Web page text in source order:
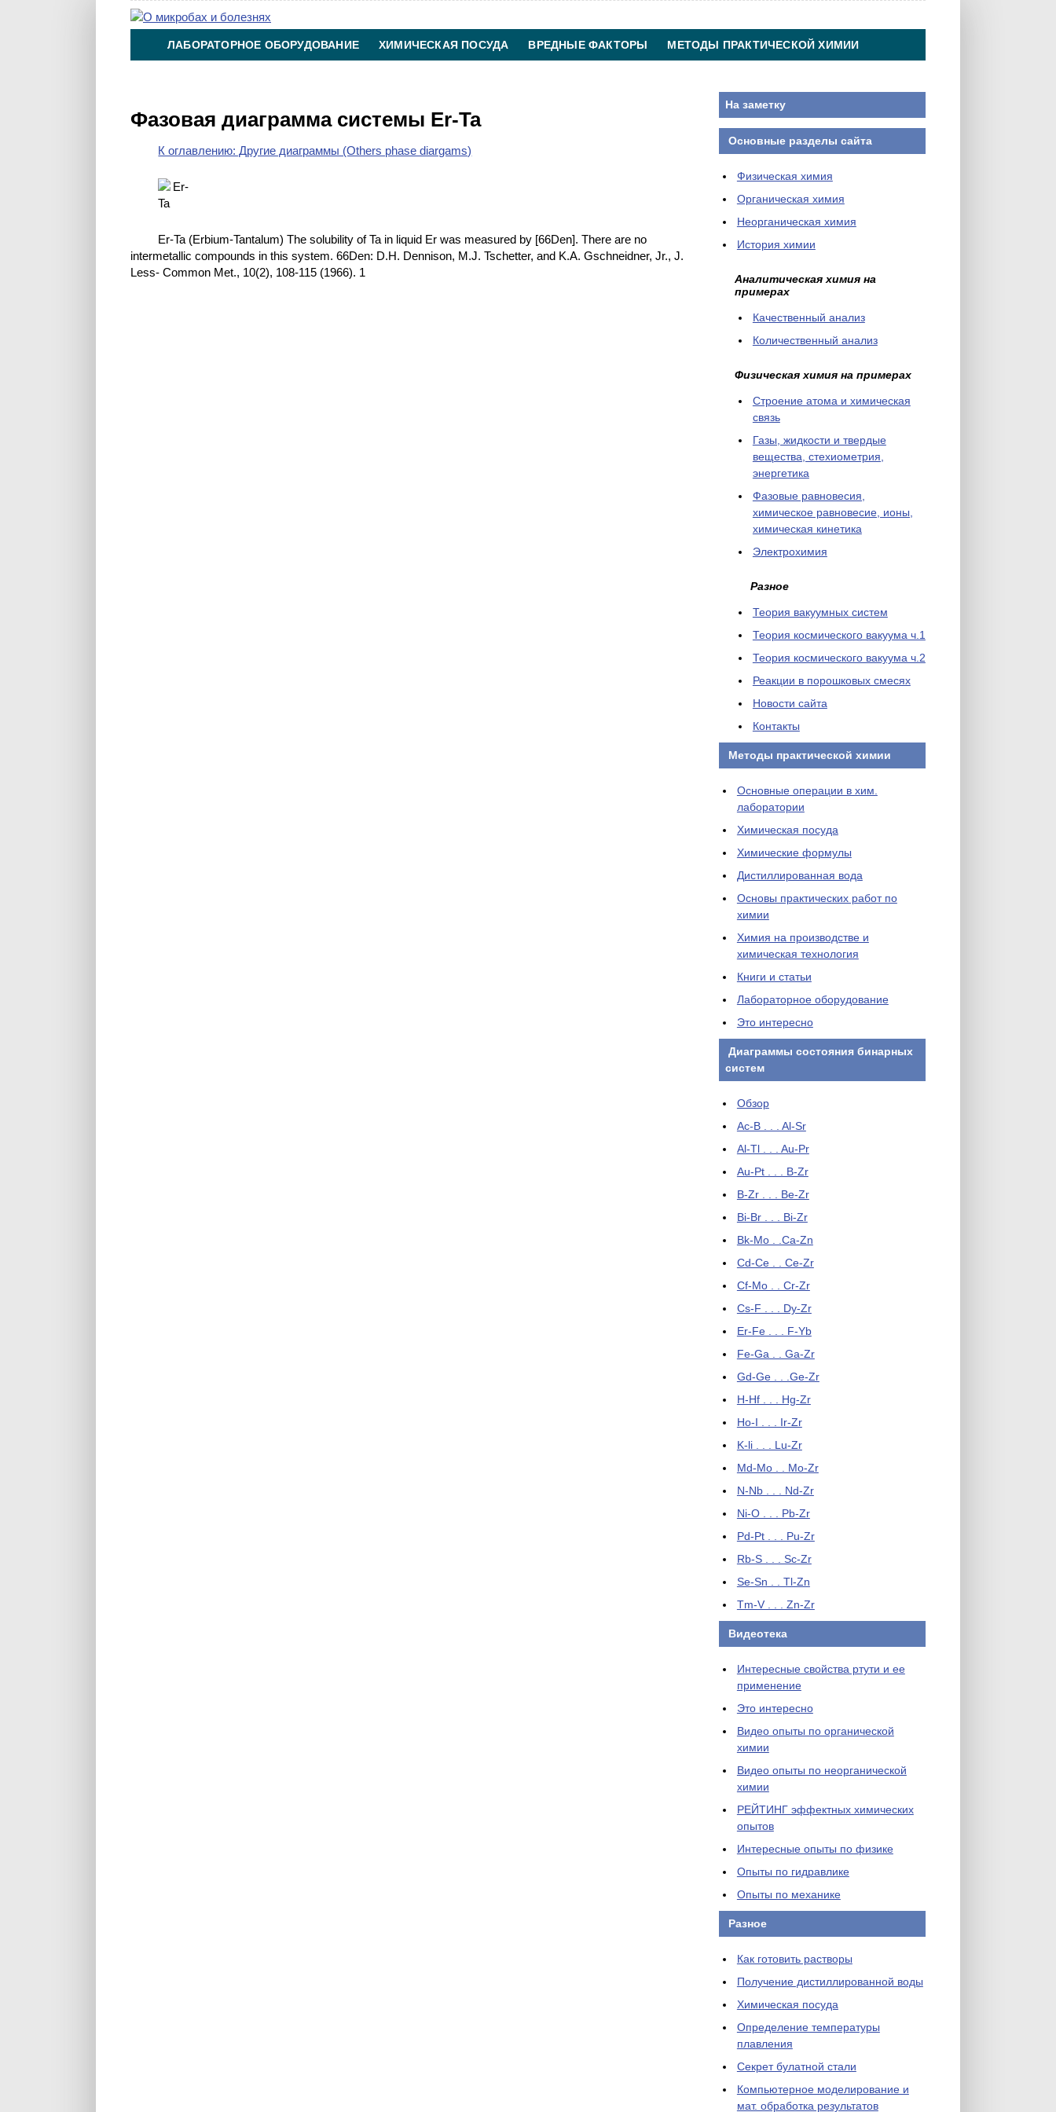
ЛАБОРАТОРНОЕ ОБОРУДОВАНИЕ ХИМИЧЕСКАЯ ПОСУДА ВРЕДНЫЕ ФАКТОРЫ МЕТОДЫ ПРАКТИЧЕСКОЙ ХИМИИ
Фазовая диаграмма системы Er-Ta
К оглавлению: Другие диаграммы (Others phase diargams)
Er-Ta (Erbium-Tantalum) The solubility of Ta in liquid Er was measured by [66Den]. There are no
intermetallic compounds in this system. 66Den: D.H. Dennison, M.J. Tschetter, and K.A. Gschneidner, Jr., J.
Less- Common Met., 10(2), 108-115 (1966). 1
На заметку
Основные разделы сайта
Физическая химия
Органическая химия
Неорганическая химия
История химии
Аналитическая химия на
примерах
Качественный анализ
Количественный анализ
Физическая химия на примерах
Cтроение атома и химическая
связь
Газы, жидкости и твердые
вещества, стехиометрия,
энергетика
Фазовые равновесия,
химическое равновесие, ионы,
химическая кинетика
Электрохимия
Разное
Теория вакуумных систем
Теория космического вакуума ч.1
Теория космического вакуума ч.2
Реакции в порошковых смесях
Новости сайта
Контакты
Методы практической химии
Основные операции в хим.
лаборатории
Химическая посуда
Химические формулы
Дистиллированная вода
Основы практических работ по
химии
Химия на производстве и
химическая технология
Книги и статьи
Лабораторное оборудование
Это интересно
Диаграммы состояния бинарных
систем
Обзор
Ac-B . . . Al-Sr
Al-Tl . . . Au-Pr
Au-Pt . . . B-Zr
B-Zr . . . Be-Zr
Bi-Br . . . Bi-Zr
Bk-Mo . .Ca-Zn
Cd-Ce . . Ce-Zr
Cf-Mo . . Cr-Zr
Cs-F . . . Dy-Zr
Er-Fe . . . F-Yb
Fe-Ga . . Ga-Zr
Gd-Ge . . .Ge-Zr
H-Hf . . . Hg-Zr
Ho-I . . . Ir-Zr
K-li . . . Lu-Zr
Md-Mo . . Mo-Zr
N-Nb . . . Nd-Zr
Ni-O . . . Pb-Zr
Pd-Pt . . . Pu-Zr
Rb-S . . . Sc-Zr
Se-Sn . . Tl-Zn
Tm-V . . . Zn-Zr
Видеотека
Интересные свойства ртути и ее
применение
Это интересно
Видео опыты по органической
химии
Видео опыты по неорганической
химии
РЕЙТИНГ эффектных химических
опытов
Интересные опыты по физике
Опыты по гидравлике
Опыты по механике
Разное
Как готовить растворы
Получение дистиллированной воды
Химическая посуда
Определение температуры
плавления
Секрет булатной стали
Компьютерное моделирование и
мат. обработка результатов